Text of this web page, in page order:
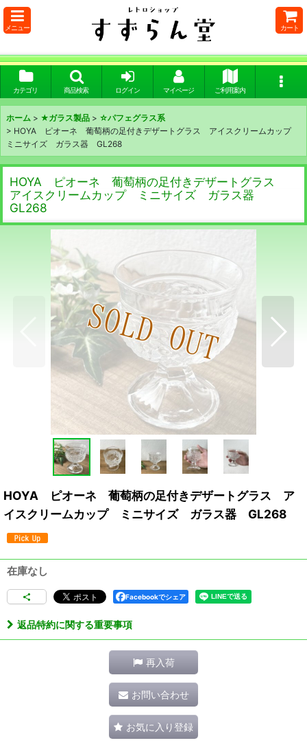
メニュー カート
カテゴリ 商品検索 ログイン マイページ ご利用案内
ホーム > ★ガラス製品 > ☆パフェグラス系
> HOYA ピオーネ 葡萄柄の足付きデザートグラス アイスクリームカップ
ミニサイズ ガラス器 GL268
HOYA ピオーネ 葡萄柄の足付きデザートグラス
アイスクリームカップ ミニサイズ ガラス器
GL268
HOYA ピオーネ 葡萄柄の足付きデザートグラス ア
イスクリームカップ ミニサイズ ガラス器 GL268
在庫なし
Facebookでシェア
返品特約に関する重要事項
再入荷
お問い合わせ
お気に入り登録